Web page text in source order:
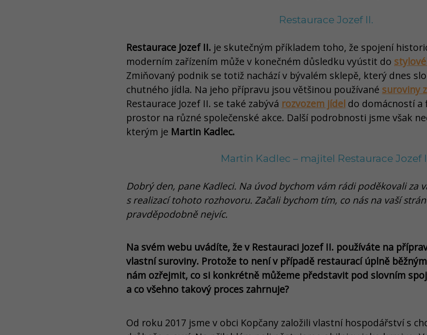
Restaurace Jozef II.
Restaurace Jozef II. je skutečným příkladem toho, že spojení
moderním zařízením může v konečném důsledku vyústit do
Zmiňovaný podnik se totiž nachází v bývalém sklepě, který dnes
chutného jídla. Na jeho přípravu jsou většinou používané suroviny
Restaurace Jozef II. se také zabývá rozvozem jídel do domácností a
prostor na různé společenské akce. Další podrobnosti jsme však
kterým je Martin Kadlec.
Martin Kadlec – majitel Restaurace Jozef
Dobrý den, pane Kadleci. Na úvod bychom vám rádi poděkovali za
s realizací tohoto rozhovoru. Začali bychom tím, co nás na vaší
pravděpodobně nejvíc.
Na svém webu uvádíte, že v Restauraci Jozef II. používáte na
vlastní suroviny. Protože to není v případě restaurací úplně
nám ozřejmit, co si konkrétně můžeme představit pod slovním
a co všehno takový proces zahrnuje?
Od roku 2017 jsme v obci Kopčany založili vlastní hospodářství s